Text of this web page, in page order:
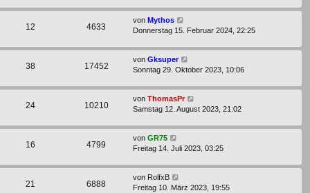
12 4633
von Mythos
Donnerstag 15. Februar 2024, 22:25
38 17452
von Gksuper
Sonntag 29. Oktober 2023, 10:06
24 10210
von ThomasPr
Samstag 12. August 2023, 21:02
16 4799
von GR75
Freitag 14. Juli 2023, 03:25
21 6888
von RolfxB
Freitag 10. März 2023, 19:55